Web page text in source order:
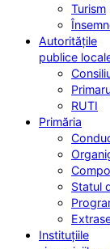
Turism
Autoritățile
publice
RUTI
Primăria
Statul
Instituțiile